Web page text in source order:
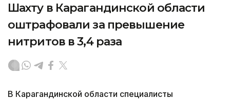
Шахту в Карагандинской области
оштрафовали за превышение
нитритов в 3,4 раза
В Карагандинской области специалисты